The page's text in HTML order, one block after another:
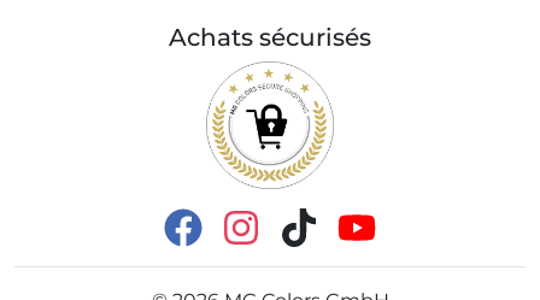
Achats sécurisés